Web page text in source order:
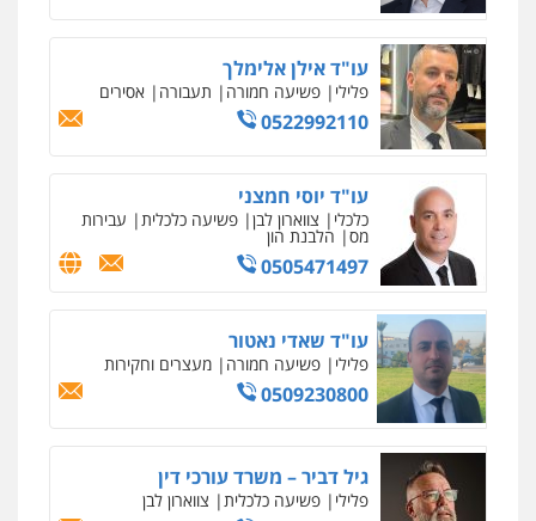
עו"ד אורי רינצקי
פלילי כלכלי ניהול משפטים
0506216813
עו"ד אשרף שחאדה
פלילי פשיעה חמורה
תעבורה
0549535659
עו"ד זקי אלעברה
פלילי פשיעה חמורה
0559600005
עו"ד עינב יתח
פלילי
אסירים צבאי
0546364651
עו"ד אילן אלימלך
פלילי פשיעה חמורה תעבורה אסירים
0522992110
עו"ד יוסי חמצני
כלכלי צווארון לבן פשיעה כלכלית עבירות
מס הלבנת הון
0505471497
עו"ד שאדי נאטור
פלילי פשיעה חמורה מעצרים וחקירות
0509230800
גיל דביר – משרד עורכי דין
פלילי פשיעה כלכלית צווארון לבן